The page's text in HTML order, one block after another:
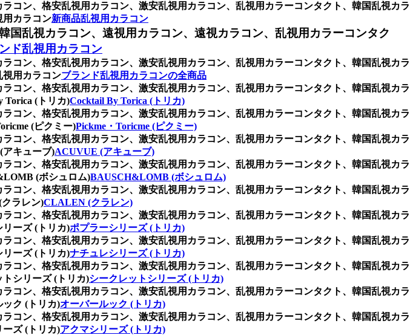
コン、格安乱視用カラコン、激安乱視用カラコン、乱視用カラーコンタクト、韓国乱視カラ
用カラコン新商品乱視用カラコン
乱視カラコン、遠視用カラコン、遠視カラコン、乱視用カラーコンタク
ド乱視用カラコン
コン、格安乱視用カラコン、激安乱視用カラコン、乱視用カラーコンタクト、韓国乱視カラ
視用カラコンブランド乱視用カラコンの全商品
コン、格安乱視用カラコン、激安乱視用カラコン、乱視用カラーコンタクト、韓国乱視カラ
Torica (トリカ)Cocktail By Torica (トリカ)
コン、格安乱視用カラコン、激安乱視用カラコン、乱視用カラーコンタクト、韓国乱視カラ
(ピクミー)Pickme・Toricme (ピクミー)
コン、格安乱視用カラコン、激安乱視用カラコン、乱視用カラーコンタクト、韓国乱視カラ
キューブ)ACUVUE (アキューブ)
コン、格安乱視用カラコン、激安乱視用カラコン、乱視用カラーコンタクト、韓国乱視カラ
(ボシュロム)BAUSCH&LOMB (ボシュロム)
コン、格安乱視用カラコン、激安乱視用カラコン、乱視用カラーコンタクト、韓国乱視カラ
ラレン)CLALEN (クラレン)
コン、格安乱視用カラコン、激安乱視用カラコン、乱視用カラーコンタクト、韓国乱視カラ
ーズ (トリカ)ポプラーシリーズ (トリカ)
コン、格安乱視用カラコン、激安乱視用カラコン、乱視用カラーコンタクト、韓国乱視カラ
ーズ (トリカ)ナチュレシリーズ (トリカ)
コン、格安乱視用カラコン、激安乱視用カラコン、乱視用カラーコンタクト、韓国乱視カラ
シリーズ (トリカ)シークレットシリーズ (トリカ)
コン、格安乱視用カラコン、激安乱視用カラコン、乱視用カラーコンタクト、韓国乱視カラ
ク (トリカ)オーバールック (トリカ)
コン、格安乱視用カラコン、激安乱視用カラコン、乱視用カラーコンタクト、韓国乱視カラ
ズ (トリカ)アクマシリーズ (トリカ)